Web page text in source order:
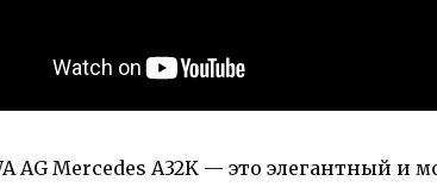
AG Mercedes A32K — это элегантный